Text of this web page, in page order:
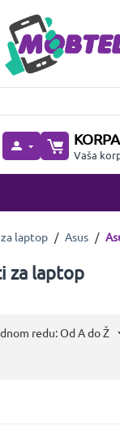
KORPA
Vaša
laptop / Asus /
za laptop
redu: Od A do Ž